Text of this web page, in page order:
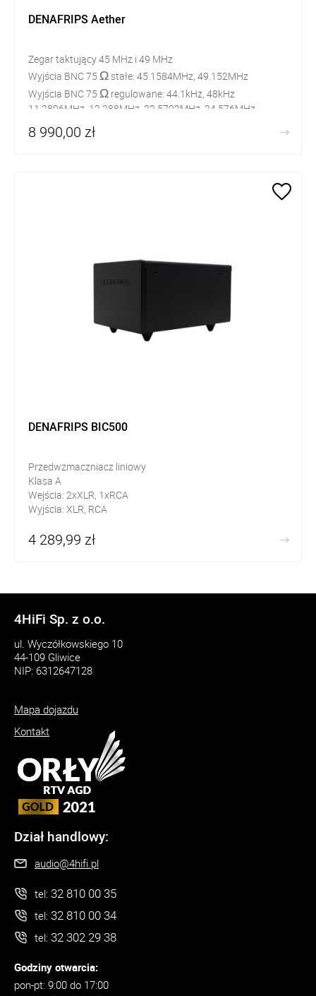
DENAFRIPS Aether
Zegar taktujący 45 MHz i 49 MHz
Wyjścia BNC 75 Ωstałe: 45.1584MHz, 49.152MHz
​Wyjścia BNC 75 Ω regulowane: 44.1kHz, 48kHz
11.2896MHz, 12.288MHz, 22.5792MHz, 24.576MHz
8 990,00 zł
DENAFRIPS BIC500
Przedwzmaczniacz liniowy
Klasa A
Wejścia: 2xXLR, 1xRCA
Wyjścia: XLR, RCA
4 289,99 zł
4HiFi Sp. z o.o.
ul. Wyczółkowskiego 10
44-109 Gliwice
NIP: 6312647128
Mapa dojazdu
Kontakt
Dział handlowy:
audio@4hifi.pl
tel: 32 810 00 35
tel: 32 810 00 34
tel: 32 302 29 38
Godziny otwarcia:
pon-pt: 9:00 do 17:00